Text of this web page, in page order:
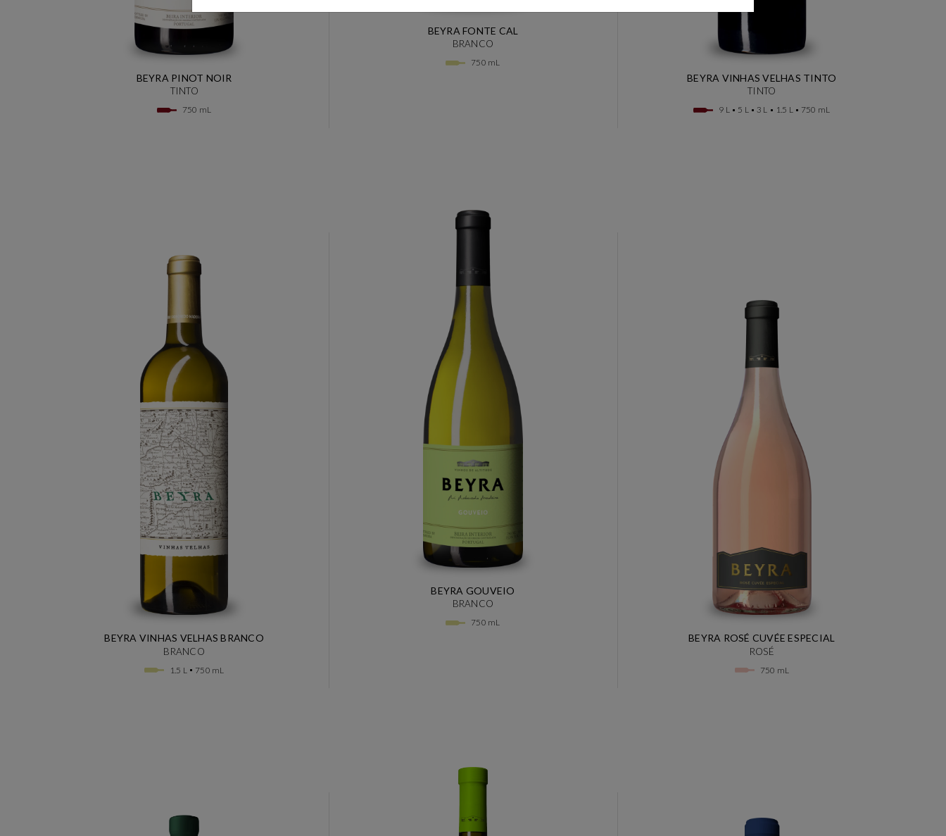
BEYRA PINOT NOIR
TINTO
750 mL
BEYRA FONTE CAL
BRANCO
750 mL
BEYRA VINHAS VELHAS TINTO
TINTO
9 L 5 L 3 L 1.5 L 750 mL
BEYRA VINHAS VELHAS BRANCO
BRANCO
1.5 L 750 mL
BEYRA GOUVEIO
BRANCO
750 mL
BEYRA ROSÉ CUVÉE ESPECIAL
ROSÉ
750 mL